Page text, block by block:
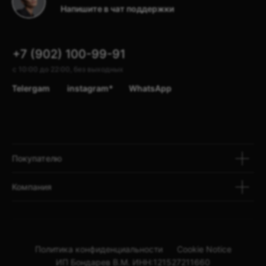
с 10:00 до 22:00, без выходных
+7 (902) 100-99-91
WhatsApp
Telergam instagram*
Напишите в чат поддержки
Покупателю
Компания
Политика конфиденциальности
Cookie Notice
ИП Бондарев В.М. ИНН:121527211660
по телефону+7 902 100 99 91
В магазин